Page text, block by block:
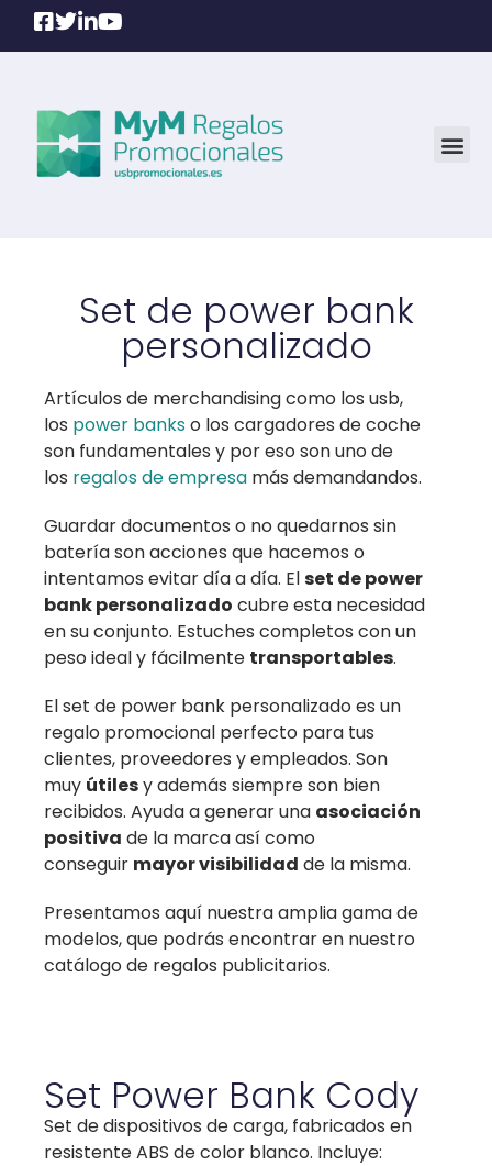
Set de power bank
personalizado
Artículos de merchandising como los usb,
los power bankso los cargadores de coche
son fundamentales y por eso son uno de
los regalos de empresa más demandandos.
Guardar documentos o no quedarnos sin
batería son acciones que hacemos o
intentamos evitar día a día. Elset de power
bank personalizado cubre esta necesidad
en su conjunto. Estuches completos con un
peso ideal y fácilmente transportables.
El set de power bank personalizado es un
regalo promocional perfecto para tus
clientes, proveedores y empleados. Son
muy útilesy además siempre son bien
recibidos. Ayuda a generar una asociación
positiva de la marca así como
conseguir mayor visibilidad de la misma.
Presentamos aquí nuestra amplia gama de
modelos, que podrás encontrar en nuestro
catálogo de regalos publicitarios.
Set Power Bank Cody
Set de dispositivos de carga, fabricados en
resistente ABS de color blanco. Incluye: